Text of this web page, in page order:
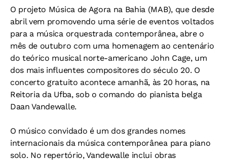
O projeto Música de Agora na Bahia (MAB), que desde
abril vem promovendo uma série de eventos voltados
para a música orquestrada contemporânea, abre o
mês de outubro com uma homenagem ao centenário
do teórico musical norte-americano John Cage, um
dos mais influentes compositores do século 20. O
concerto gratuito acontece amanhã, às 20 horas, na
Reitoria da Ufba, sob o comando do pianista belga
Daan Vandewalle.
O músico convidado é um dos grandes nomes
internacionais da música contemporânea para piano
solo. No repertório, Vandewalle inclui obras